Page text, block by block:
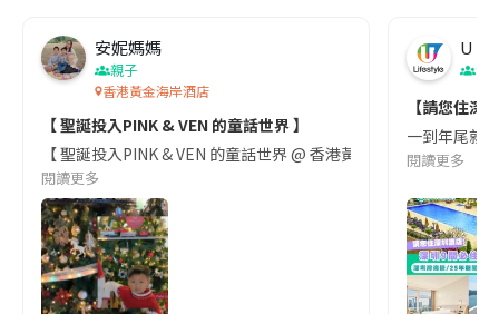
安妮媽媽
親子
香港黃金海岸酒店
【 聖誕投入PINK & VEN 的童話世界 】
【 聖誕投入PINK & VEN 的童話世界 @ 香港黃金海岸酒店 】
閱讀更多
U
深
【請您住深
一到年尾就
閱讀更多